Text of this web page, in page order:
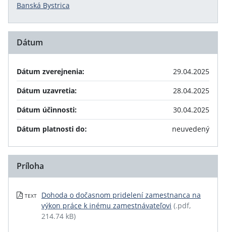
Banská Bystrica
Dátum
Dátum zverejnenia:
29.04.2025
Dátum uzavretia:
28.04.2025
Dátum účinnosti:
30.04.2025
Dátum platnosti do:
neuvedený
Príloha
TEXT
Dohoda o dočasnom pridelení zamestnanca na
výkon práce k inému zamestnávateľovi (.pdf,
214.74 kB)